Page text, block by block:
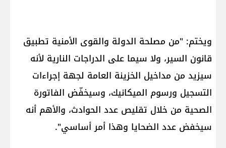
ويختم: "من مصلحة الدولة والقوى الأمنية تطبيق
قانون السير، ولا سيما على الدراجات النارية لأنه
سيزيد من مداخيل الخزينة العامة لجهة إجراءات
التسجيل ورسوم الميكانيك، وسيخفّض الفاتورة
الصحية من خلال تقليص عدد الحوادث، والأهم أنه
سيخفض عدد الضحايا وهذا أمر أساسي".